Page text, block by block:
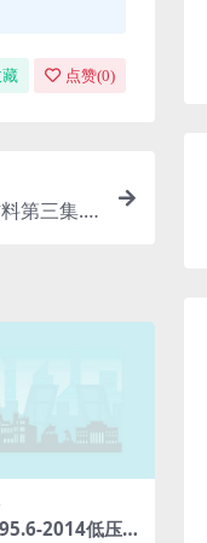
点赞(0)
第三集.p
2014低压电